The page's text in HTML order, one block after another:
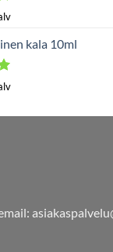
kala 10ml